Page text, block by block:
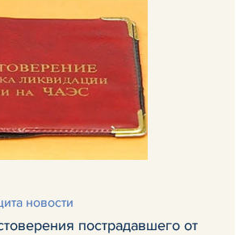
новости
пострадавшего от